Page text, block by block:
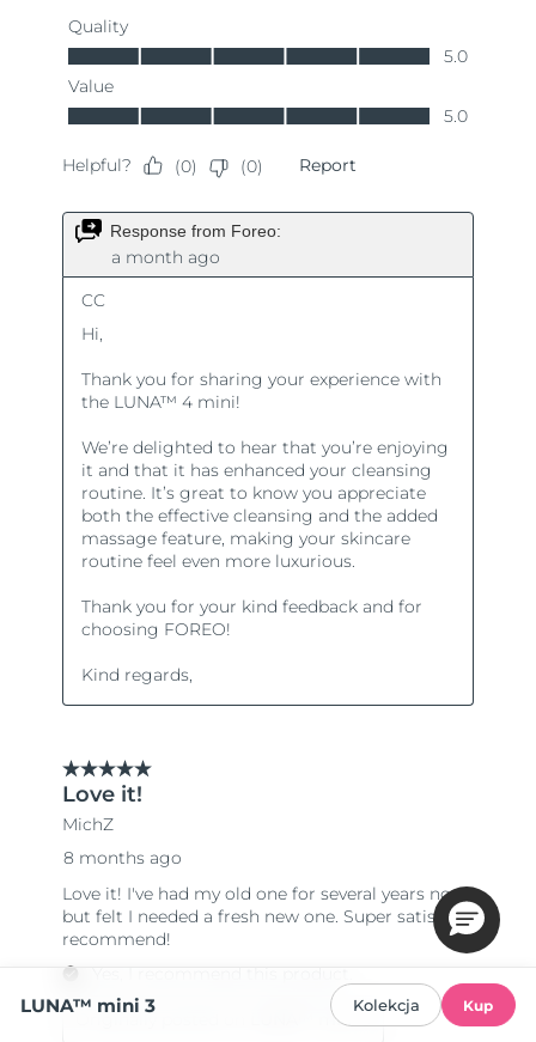
LUNA™ mini 3 Kolekcja Kup